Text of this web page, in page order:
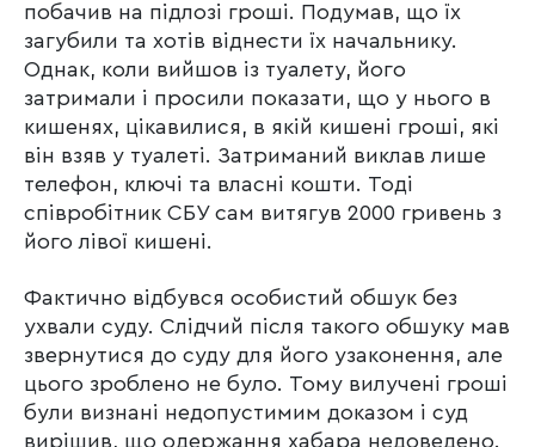
побачив на підлозі гроші. Подумав, що їх
загубили та хотів віднести їх начальнику.
Однак, коли вийшов із туалету, його
затримали і просили показати, що у нього в
кишенях, цікавилися, в якій кишені гроші, які
він взяв у туалеті. Затриманий виклав лише
телефон, ключі та власні кошти. Тоді
співробітник СБУ сам витягув 2000 гривень з
його лівої кишені.
Фактично відбувся особистий обшук без
ухвали суду. Слідчий після такого обшуку мав
звернутися до суду для його узаконення, але
цього зроблено не було. Тому вилучені гроші
були визнані недопустимим доказом і суд
вирішив, що одержання хабара недоведено.